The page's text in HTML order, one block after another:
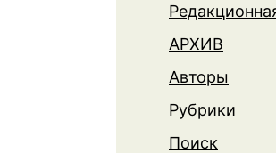
АРХИВ
Авторы
Рубрики
Поиск